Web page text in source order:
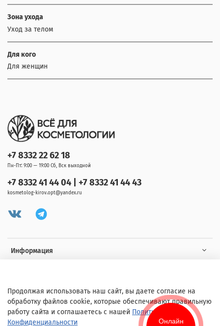
Зона ухода
Уход за телом
Для кого
Для женщин
Информация
+7 8332 22 62 18
Пн-Пт: 9:00 — 19:00 Сб, Вск выходной
+7 8332 41 44 04 | +7 8332 41 44 43
kosmetolog-kirov.opt@yandex.ru
Продолжая использовать наш сайт, вы даете согласие на
обработку файлов cookie, которые обеспечивают правильную
работу сайта и соглашаетесь с нашей Политикой
Конфиденциальности
Онлайн